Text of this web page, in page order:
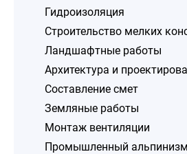
Гидроизоляция
Строительство мелких
Ландшафтные работы
Архитектура и
Составление смет
Земляные работы
Монтаж вентиляции
Промышленный альпинизм